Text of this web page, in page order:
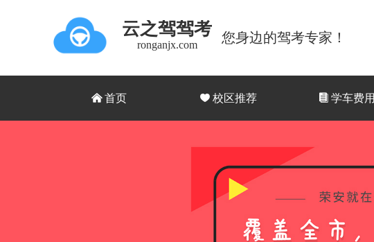
您身边的驾考专家！
云之驾驾考
ronganjx.com
낀 首页 끢 校区推荐 뀴 学车费用